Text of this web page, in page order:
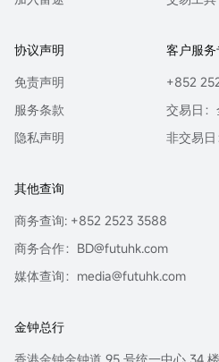
协议声明
免责声明
服务条款
隐私声明
客户服
+852
交易日
非交易
其他查询
商务查询: +852 2523 3588
商务合作：BD@futuhk.com
媒体查询：media@futuhk.com
金钟总行